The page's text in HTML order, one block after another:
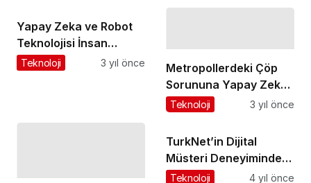
Yapay Zeka ve Robot
Teknolojisi İnsan
Hayatını Kolaylaştırıyor
Teknoloji 3 yıl önce
Metropollerdeki Çöp
Sorununa Yapay Zekalı
Çözüm
Teknoloji 3 yıl önce
TurkNet’in Dijital
Müsteri Deneyiminde
Yine Bir Yenilik: Dijital
Teknoloji 4 yıl önce